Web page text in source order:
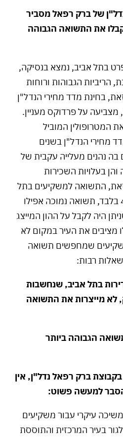
של ברק רפאל מסביר
את התשואה הגבוהה
בתל אביב, נמצא בנסיקה,
הגבוהות ורוחות
בחינת מדד מחירי הנדל"ן
מצביעה על פרדוקס מעניין.
המטרופולין המוביל
מחירי הנדל"ן בשנים
בה נהנים מעלייה עקבית של
והן בעלויות השכירות
התשואה למשקיעים בתל
אביב עומדת על 3%-4% בלבד, תשואה נמוכה אפילו
היה לקבל על ההון המייצג
מציבים את העיר במקום לא
שמחפשים תשואה
רבות:
בתל אביב, שנחשבות
לא מייצרות את התשואה
הגבוהה ביותר
ברק רפאל נדל"ן, אין
למעשה פשוט:
עיקרי עבור משקיעים
לגור בעיר המרכזית והתוססת